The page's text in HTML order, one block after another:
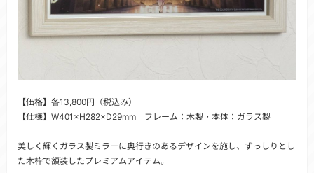
【価格】各13,800円（税込み）
【仕様】W401×H282×D29mm フレーム：木製・本体：ガラス製
美しく輝くガラス製ミラーに奥行きのあるデザインを施し、ずっしりとし
た木枠で額装したプレミアムアイテム。